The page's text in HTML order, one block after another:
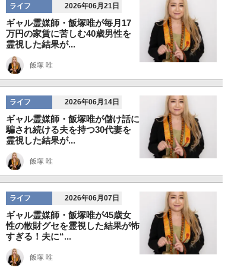
ライフ 2026年06月21日
ギャル霊媒師・飯塚唯が毎月17
万円の家賃に苦しむ40歳男性を
霊視した結果が...
飯塚 唯
ライフ 2026年06月14日
ギャル霊媒師・飯塚唯が儲け話に
騙され続ける夫を持つ30代妻を
霊視した結果が...
飯塚 唯
ライフ 2026年06月07日
ギャル霊媒師・飯塚唯が45歳女
性の散財グセを霊視した結果が怖
すぎる！夫に“...
飯塚 唯